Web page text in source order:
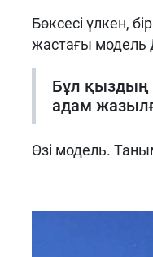
Бөксесі үлкен,
жастағы модель
Бұл қыздың
адам
Өзі модель.